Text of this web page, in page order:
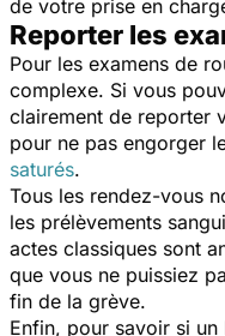
de votre prise en
Reporter les
Pour les examens de
complexe. Si vous
clairement de reporter
pour ne pas engorger
saturés.
Tous les rendez-vous
les prélèvements
actes classiques sont
que vous ne puissiez
fin de la grève.
Enfin, pour savoir si